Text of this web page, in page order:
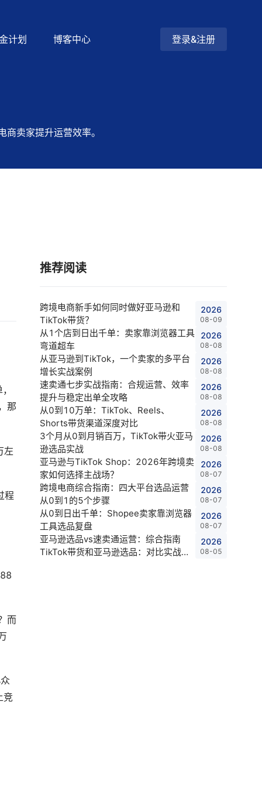
计划 博客中心 登录&注册
卖家提升运营效率。
那
左
程
而
竞
推荐阅读
跨境电商新手如何同时做好亚马逊和
TikTok带货？
2026
08-09
从1个店到日出千单：卖家靠浏览器工具
弯道超车
2026
08-08
从亚马逊到TikTok，一个卖家的多平台
增长实战案例
2026
08-08
速卖通七步实战指南：合规运营、效率
提升与稳定出单全攻略
2026
08-08
从0到10万单：TikTok、Reels、
Shorts带货渠道深度对比
2026
08-08
3个月从0到月销百万，TikTok带火亚马
逊选品实战
2026
08-08
亚马逊与TikTok Shop：2026年跨境卖
家如何选择主战场？
2026
08-07
跨境电商综合指南：四大平台选品运营
从0到1的5个步骤
2026
08-07
从0到日出千单：Shopee卖家靠浏览器
工具选品复盘
2026
08-07
亚马逊选品vs速卖通运营：综合指南
TikTok带货和亚马逊选品：对比实战指
2026
08-05